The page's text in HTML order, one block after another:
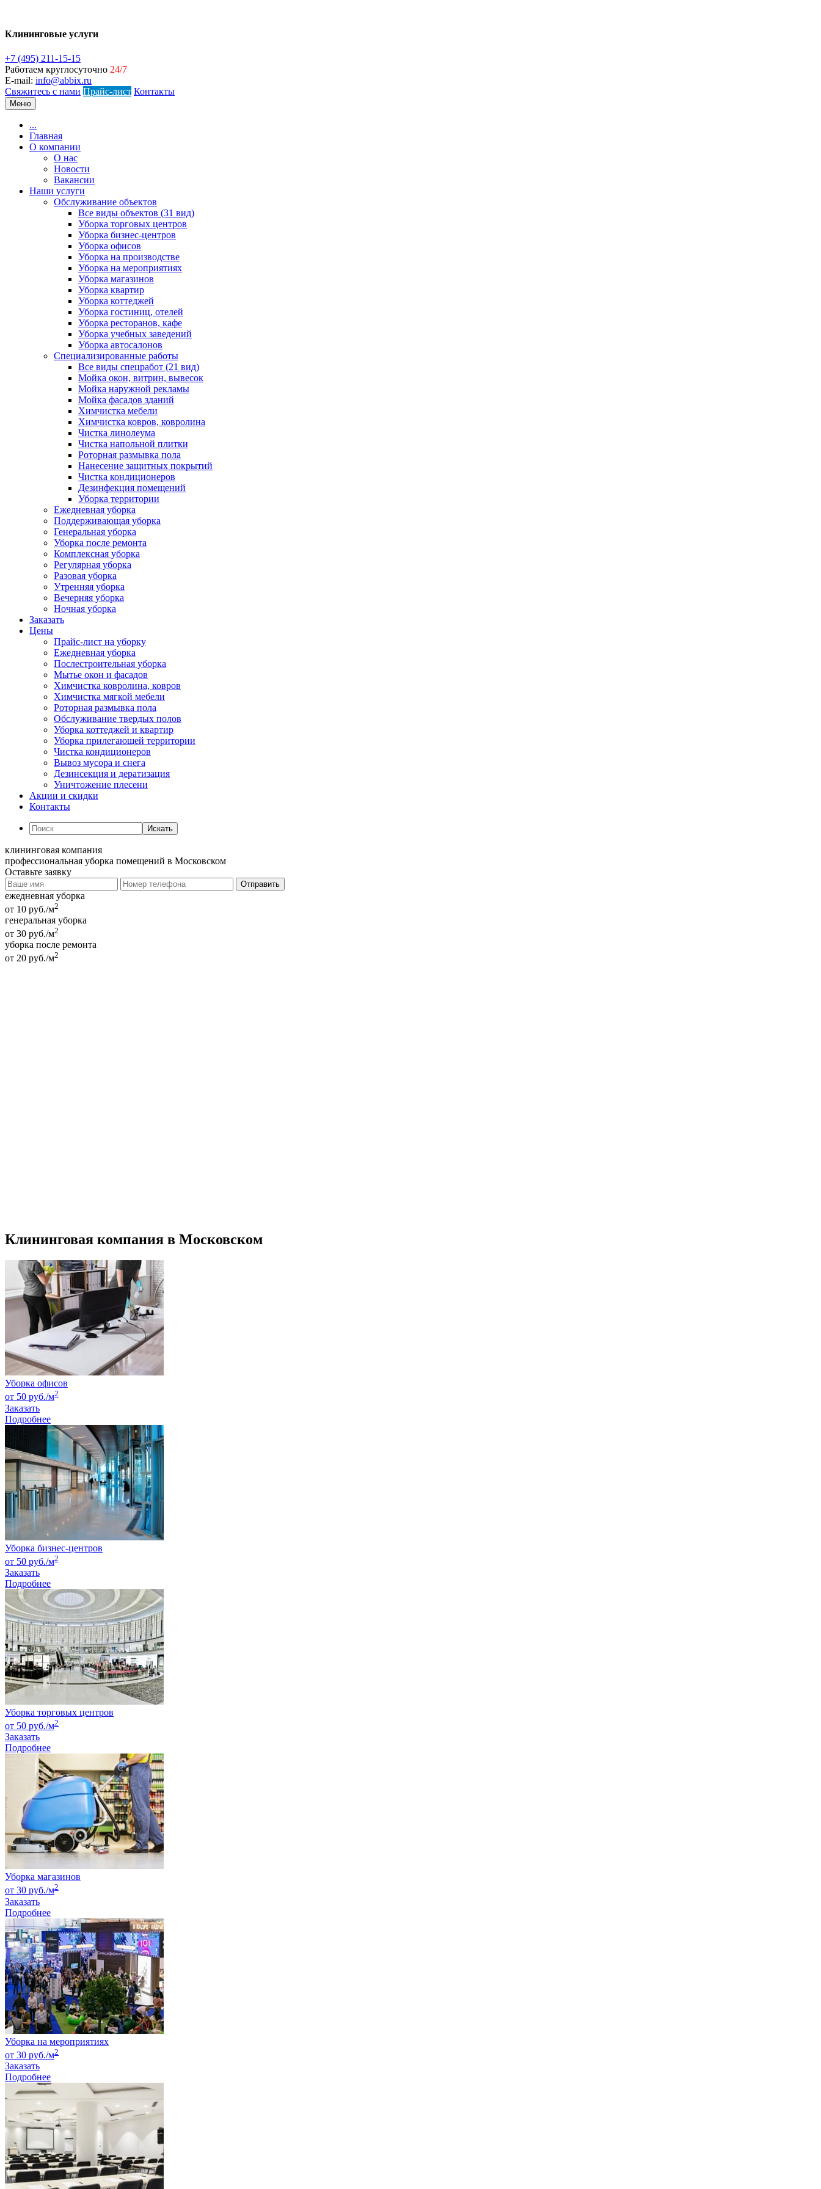
Клининговые услуги
+7 (495) 211-15-15
Работаем круглосуточно 24/7
E-mail: info@abbix.ru
Свяжитесь с нами Прайс-лист Контакты
Меню
...
Главная
О компании
О нас
Новости
Вакансии
Наши услуги
Обслуживание объектов
Все виды объектов (31 вид)
Уборка торговых центров
Уборка бизнес-центров
Уборка офисов
Уборка на производстве
Уборка на мероприятиях
Уборка магазинов
Уборка квартир
Уборка коттеджей
Уборка гостиниц, отелей
Уборка ресторанов, кафе
Уборка учебных заведений
Уборка автосалонов
Специализированные работы
Все виды спецработ (21 вид)
Мойка окон, витрин, вывесок
Мойка наружной рекламы
Мойка фасадов зданий
Химчистка мебели
Химчистка ковров, ковролина
Чистка линолеума
Чистка напольной плитки
Роторная размывка пола
Нанесение защитных покрытий
Чистка кондиционеров
Дезинфекция помещений
Уборка территории
Ежедневная уборка
Поддерживающая уборка
Генеральная уборка
Уборка после ремонта
Комплексная уборка
Регулярная уборка
Разовая уборка
Утренняя уборка
Вечерняя уборка
Ночная уборка
Заказать
Цены
Прайс-лист на уборку
Ежедневная уборка
Послестроительная уборка
Мытье окон и фасадов
Химчистка ковролина, ковров
Химчистка мягкой мебели
Роторная размывка пола
Обслуживание твердых полов
Уборка коттеджей и квартир
Уборка прилегающей территории
Чистка кондиционеров
Вывоз мусора и снега
Дезинсекция и дератизация
Уничтожение плесени
Акции и скидки
Контакты
Искать
клининговая компания
профессиональная уборка помещений в Московском
Оставьте заявку
ежедневная уборка
от 10 руб./м2
генеральная уборка
от 30 руб./м2
уборка после ремонта
от 20 руб./м2
Клининговая компания в Московском
Уборка офисов
от 50 руб./м2
Заказать
Подробнее
Уборка бизнес-центров
от 50 руб./м2
Заказать
Подробнее
Уборка торговых центров
от 50 руб./м2
Заказать
Подробнее
Уборка магазинов
от 30 руб./м2
Заказать
Подробнее
Уборка на мероприятиях
от 30 руб./м2
Заказать
Подробнее